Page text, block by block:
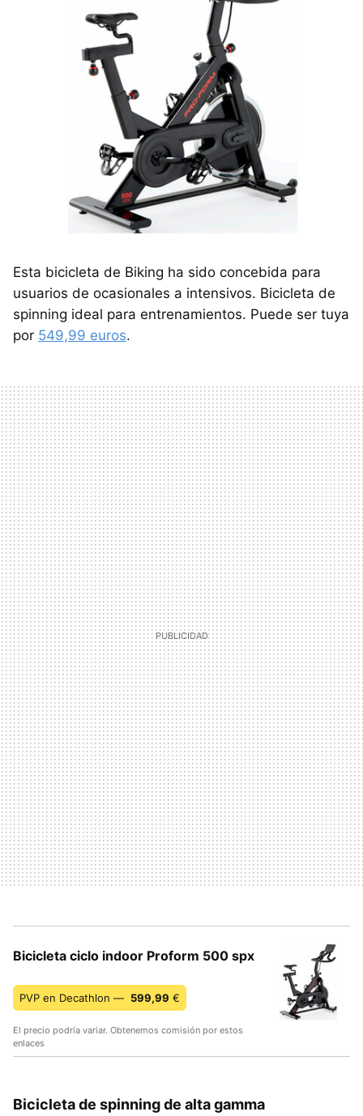
Esta bicicleta de Biking ha sido concebida para
usuarios de ocasionales a intensivos. Bicicleta de
spinning ideal para entrenamientos. Puede ser tuya
por 549,99 euros.
Bicicleta ciclo indoor Proform 500 spx
PVP en Decathlon — 599,99 €
El precio podría variar. Obtenemos comisión por estos
enlaces
Bicicleta de spinning de alta gamma